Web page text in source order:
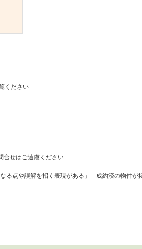
ください
合せはご遠慮ください
る点や誤解を招く表現がある」「成約済の物件が